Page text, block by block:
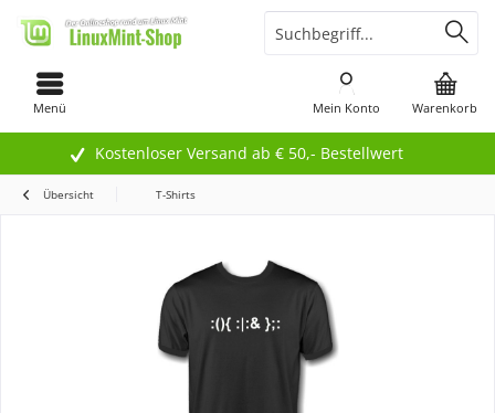
Kostenloser Versand ab € 50,- Bestellwert
Menü Warenkorb
Mein Konto
Übersicht T-Shirts